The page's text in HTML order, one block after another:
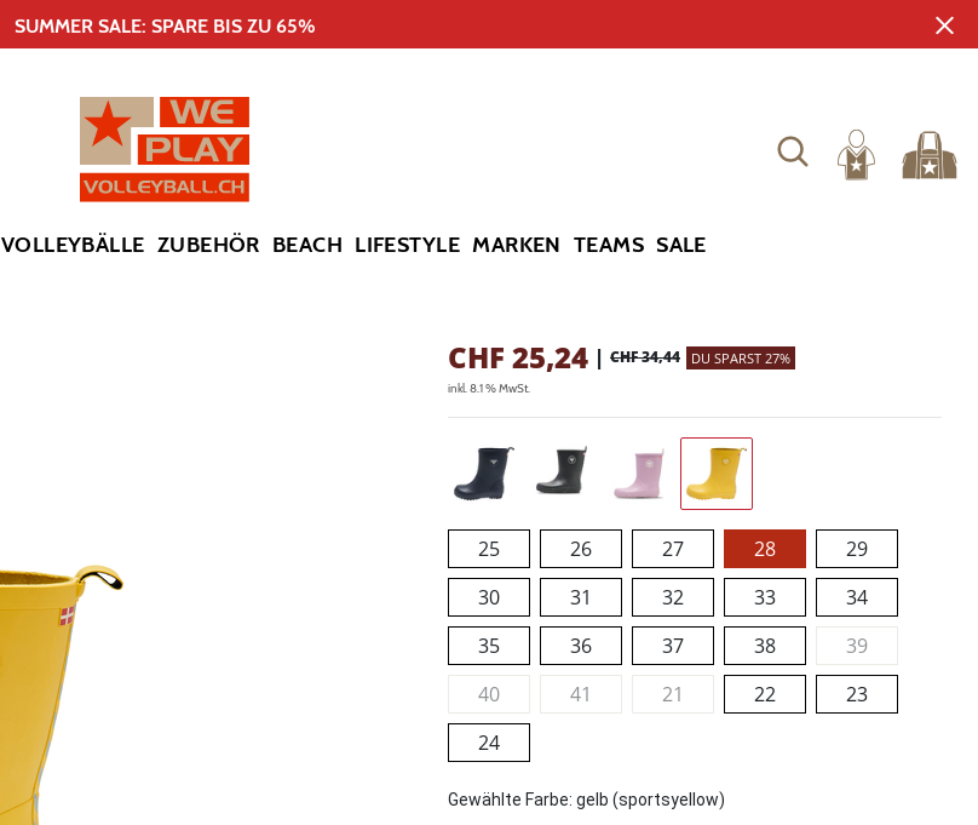
SUMMER SALE: SPARE BIS ZU 65%
VOLLEYBÄLLE ZUBEHÖR BEACH LIFESTYLE MARKEN TEAMS SALE
CHF 25,24 | CHF 34,44 DU SPARST 27%
inkl. 8.1 % MwSt.
25 26 27 28
29
30
31 32 33
34
35
36 37 38
39
40
41 21 22
23
24
Gewählte Farbe: gelb (sportsyellow)